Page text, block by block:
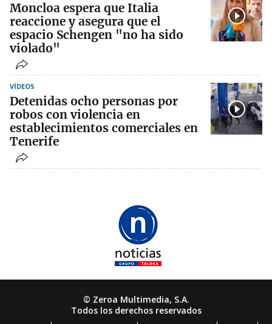
Moncloa espera que Italia
reaccione y asegura que el
espacio Schengen "no ha sido
violado"
VÍDEOS
Detenidas ocho personas por
robos con violencia en
establecimientos comerciales en
Tenerife
© Zeroa Multimedia, S.A.
Todos los derechos reservados